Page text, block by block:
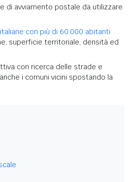
di avviamento postale da utilizzare
con più di 60.000 abitanti
superficie territoriale, densità ed
con ricerca delle strade e
i comuni vicini spostando la